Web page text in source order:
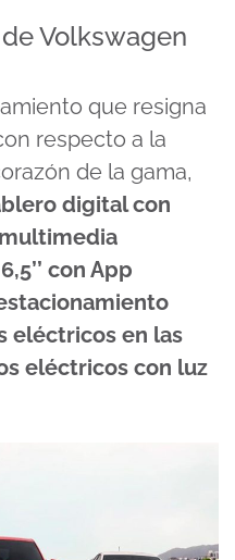
Volkswagen
que resigna
respecto a la
de la gama,
digital con
multimedia
con App
eléctricos en las
eléctricos con luz